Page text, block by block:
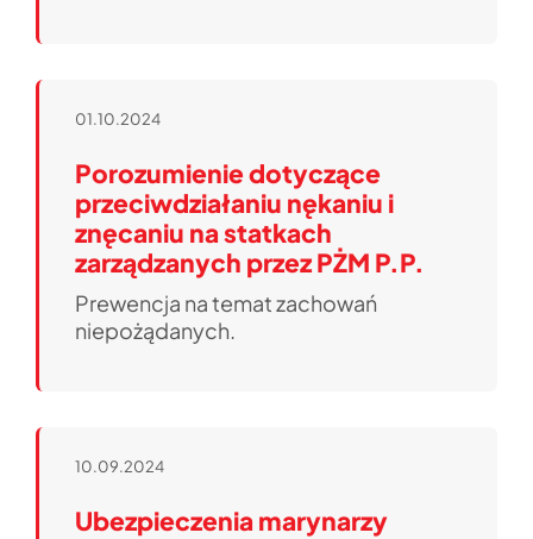
01.10.2024
Porozumienie dotyczące
przeciwdziałaniu nękaniu i
znęcaniu na statkach
zarządzanych przez PŻM P.P.
Prewencja na temat zachowań
niepożądanych.
10.09.2024
Ubezpieczenia marynarzy